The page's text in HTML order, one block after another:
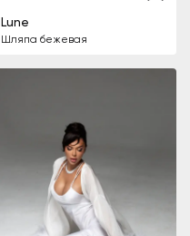
Lune
Шляпа бежевая